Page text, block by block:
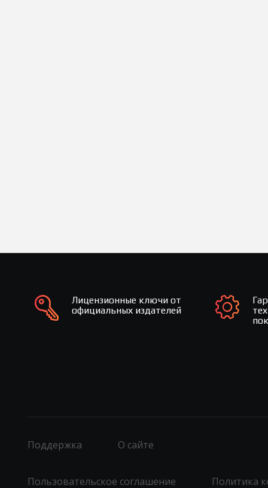
Лицензионные ключи от
официальных издателей
Поддержка О сайте
Пользовательское соглашение Политика